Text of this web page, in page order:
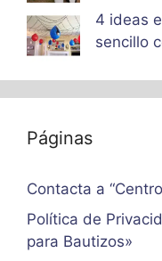
4 ideas
sencillo
Páginas
Contacta a
Política de
para Bautizos»